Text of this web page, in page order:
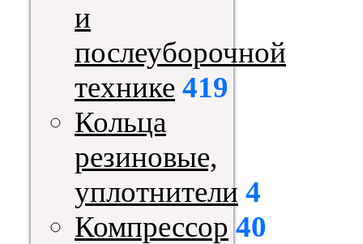
и
послеуборочной
технике 419
Кольца
резиновые,
уплотнители 4
Компрессор 40